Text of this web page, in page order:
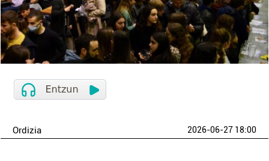
Ordizia 2026-06-27 18:00